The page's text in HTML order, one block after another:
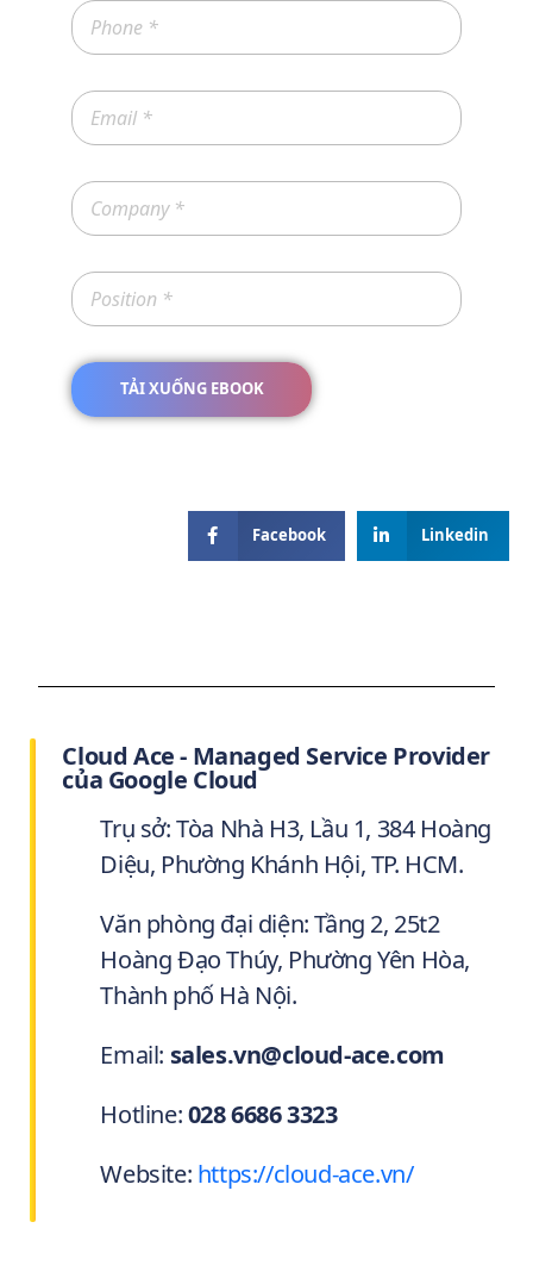
Facebook Linkedin
Cloud Ace - Managed Service Provider
của Google Cloud
Trụ sở: Tòa Nhà H3, Lầu 1, 384 Hoàng
Diệu, Phường Khánh Hội, TP. HCM.
Văn phòng đại diện: Tầng 2, 25t2
Hoàng Đạo Thúy, Phường Yên Hòa,
Thành phố Hà Nội.
Email: sales.vn@cloud-ace.com
Hotline:028 6686 3323
Website: https://cloud-ace.vn/